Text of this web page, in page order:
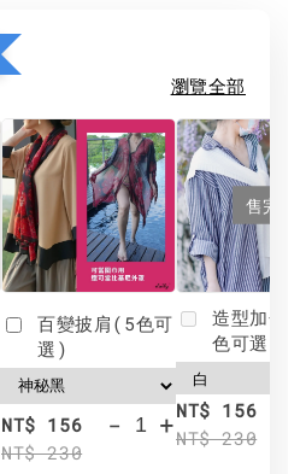
瀏覽全部
百變披肩(5色可
選)
NT$ 156
NT$ 230
- +
售完
造型加分
色可選)
NT$ 156
NT$ 230